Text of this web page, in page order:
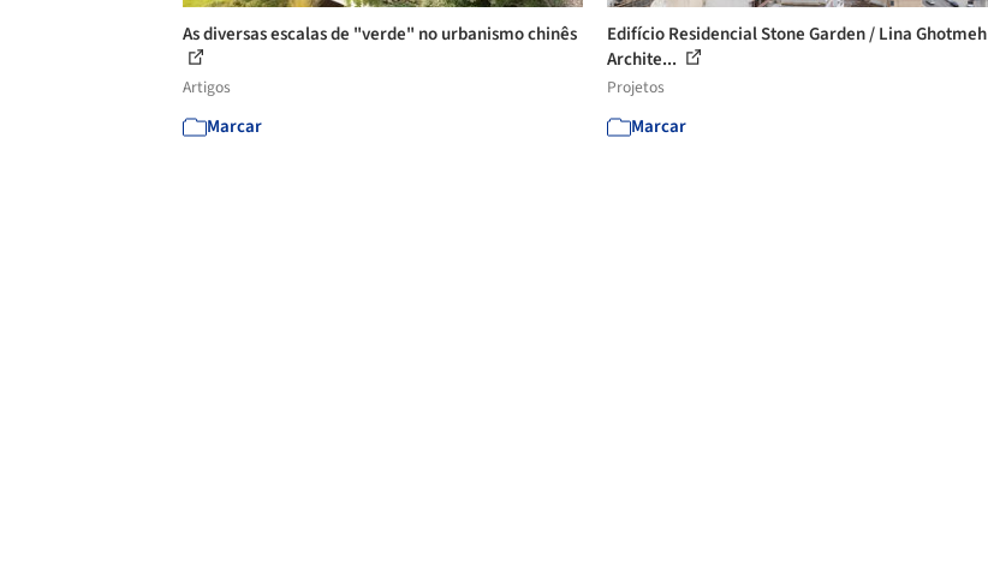
As diversas escalas de "verde" no urbanismo chinês
Artigos
Marcar
Edifício Residencial Stone Garden / Lina Ghotmeh
Archite...
Projetos
Marcar